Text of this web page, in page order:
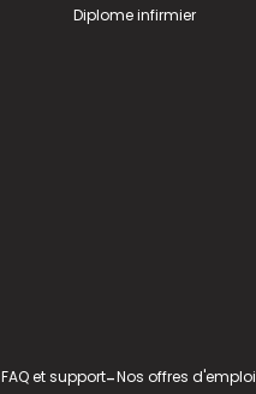
Diplome infirmier
FAQ et support-Nos offres d'emploi